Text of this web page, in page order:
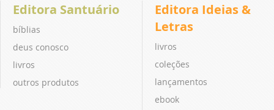
Editora Santuário
bíblias
deus conosco
livros
outros produtos
Editora Ideias &
Letras
livros
coleções
lançamentos
ebook